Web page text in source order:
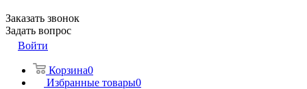
Заказать звонок
Задать вопрос
Войти
Корзина0
Избранные товары0